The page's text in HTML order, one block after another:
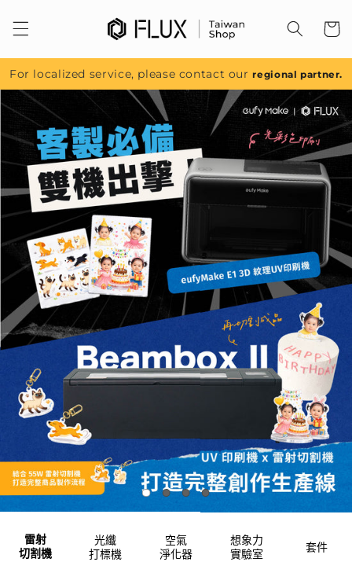
容
For localized service, please contact ourregional partner.
雷射
切割機
光纖
打標機
空氣
淨化器
想象力
實驗室
套件